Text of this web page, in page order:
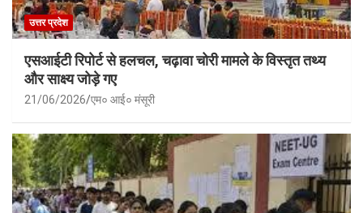
उत्तर प्रदेश
एसआईटी रिपोर्ट से हलचल, चढ़ावा चोरी मामले के विस्तृत तथ्य
और साक्ष्य जोड़े गए
21/06/2026 एम० आई० मंसूरी